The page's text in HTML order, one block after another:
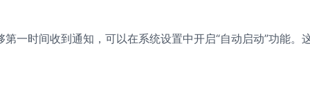
第一时间收到通知，可以在系统设置中开启“自动启动”功能。